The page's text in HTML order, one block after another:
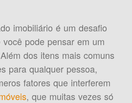
imobiliário é um desafio
pode pensar em um
dos itens mais comuns
para qualquer pessoa,
fatores que interferem
, que muitas vezes só